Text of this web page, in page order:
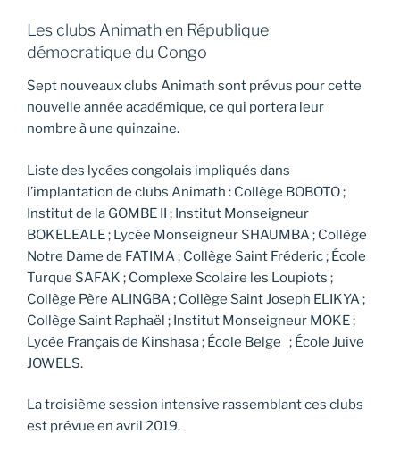
Les clubs Animath en République
démocratique du Congo
Sept nouveaux clubs Animath sont prévus pour cette
nouvelle année académique, ce qui portera leur
nombre à une quinzaine.
Liste des lycées congolais impliqués dans
l’implantation de clubs Animath : Collège BOBOTO ;
Institut de la GOMBE II ; Institut Monseigneur
BOKELEALE ; Lycée Monseigneur SHAUMBA ; Collège
Notre Dame de FATIMA ; Collège Saint Fréderic ; École
Turque SAFAK ; Complexe Scolaire les Loupiots ;
Collège Père ALINGBA ; Collège Saint Joseph ELIKYA ;
Collège Saint Raphaël ; Institut Monseigneur MOKE ;
Lycée Français de Kinshasa ; École Belge ; École Juive
JOWELS.
La troisième session intensive rassemblant ces clubs
est prévue en avril 2019.